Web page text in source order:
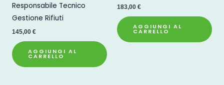
Responsabile Tecnico
Gestione Rifiuti
145,00 €
AGGIUNGI AL
CARRELLO
183,00 €
AGGIUNGI AL
CARRELLO